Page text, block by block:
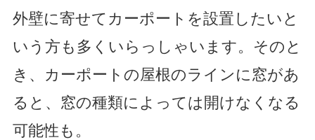
外壁に寄せてカーポートを設置したいと
いう方も多くいらっしゃいます。そのと
き、カーポートの屋根のラインに窓があ
ると、窓の種類によっては開けなくなる
可能性も。